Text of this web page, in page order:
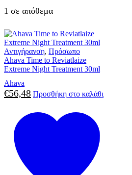
1 σε απόθεμα
Αντιγήρανση, Πρόσωπο
Ahava Time to Reviatlaize
Extreme Night Treatment 30ml
Ahava
€56,48 Προσθήκη στο καλάθι